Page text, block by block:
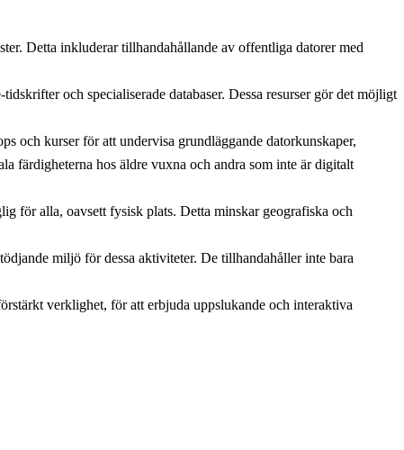
Detta inkluderar tillhandahållande av offentliga datorer med
och specialiserade databaser. Dessa resurser gör det möjligt
och kurser för att undervisa grundläggande datorkunskaper,
färdigheterna hos äldre vuxna och andra som inte är digitalt
för alla, oavsett fysisk plats. Detta minskar geografiska och
miljö för dessa aktiviteter. De tillhandahåller inte bara
verklighet, för att erbjuda uppslukande och interaktiva